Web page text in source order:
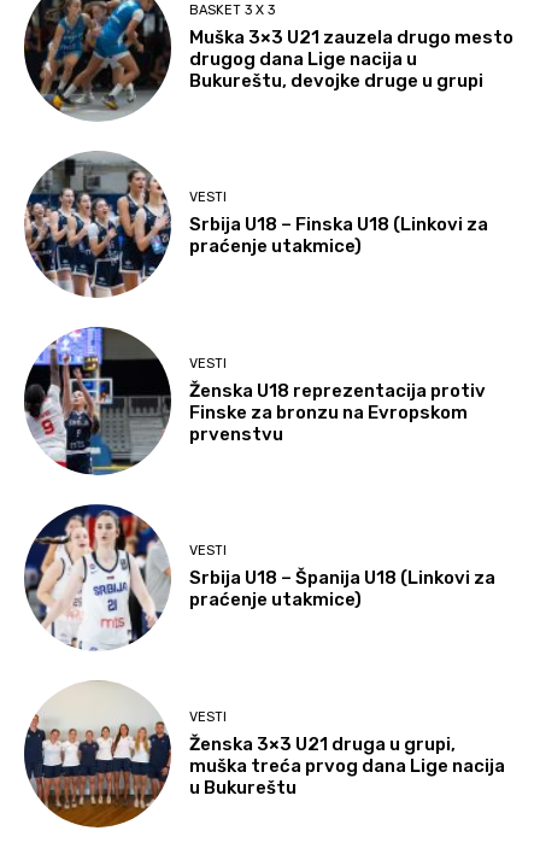
BASKET 3 X 3
Muška 3×3 U21 zauzela drugo mesto
drugog dana Lige nacija u
Bukureštu, devojke druge u grupi
VESTI
Srbija U18 – Finska U18 (Linkovi za
praćenje utakmice)
VESTI
Ženska U18 reprezentacija protiv
Finske za bronzu na Evropskom
prvenstvu
VESTI
Srbija U18 – Španija U18 (Linkovi za
praćenje utakmice)
VESTI
Ženska 3×3 U21 druga u grupi,
muška treća prvog dana Lige nacija
u Bukureštu